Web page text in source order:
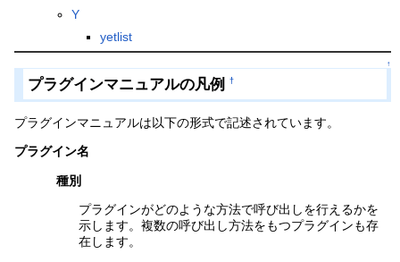
Y
yetlist
↑
プラグインマニュアルの凡例 †
プラグインマニュアルは以下の形式で記述されています。
プラグイン名
種別
プラグインがどのような方法で呼び出しを行えるかを
示します。複数の呼び出し方法をもつプラグインも存
在します。